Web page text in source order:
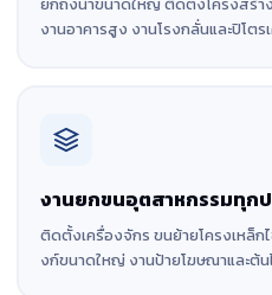
งานอาคารสูง งานโรงกลั่นและปิโต
งานยกขนอุตสาหกรรมทุกป
ติดตั้งเครื่องจักร ขนย้ายโครงเหล็ก
งก์ขนาดใหญ่ งานป้ายโฆษณาและต้